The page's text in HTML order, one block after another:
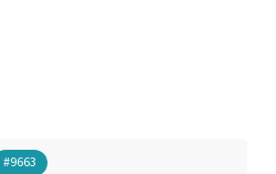
#9663